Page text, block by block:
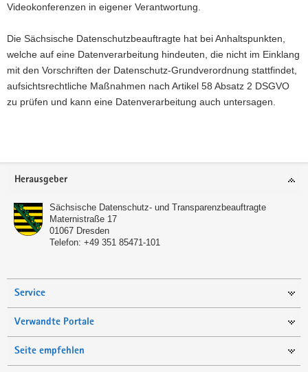
Videokonferenzen in eigener Verantwortung.
Die Sächsische Datenschutzbeauftragte hat bei Anhaltspunkten,
welche auf eine Datenverarbeitung hindeuten, die nicht im Einklang
mit den Vorschriften der Datenschutz-Grundverordnung stattfindet,
aufsichtsrechtliche Maßnahmen nach Artikel 58 Absatz 2 DSGVO
zu prüfen und kann eine Datenverarbeitung auch untersagen.
Footer-
Herausgeber
Sächsische Datenschutz- und Transparenzbeauftragte
Maternistraße 17
01067 Dresden
Telefon: +49 351 85471-101
Service
Verwandte Portale
Seite empfehlen